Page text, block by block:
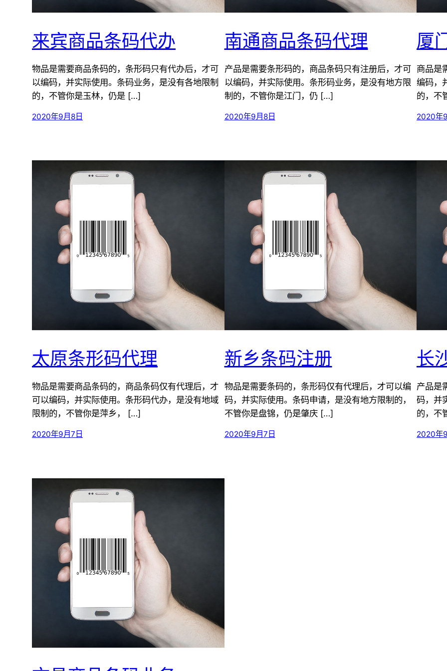
来宾商品条码代办
物品是需要商品条码的，条形码只有代办后，才可
以编码，并实际使用。条码业务，是没有各地限制
的，不管你是玉林，仍是 […]
2020年9月8日
南通商品条码代理
产品是需要条形码的，商品条码只有注册后，才可
以编码，并实际使用。条形码业务，是没有地方限
制的，不管你是江门，仍 […]
2020年9月8日
厦
商品是
编码，
的，不
2020年
太原条形码代理
物品是需要商品条码的，商品条码仅有代理后，才
可以编码，并实际使用。条形码代办，是没有地域
限制的，不管你是萍乡， […]
2020年9月7日
新乡条码注册
物品是需要条码的，条形码仅有代理后，才可以编
码，并实际使用。条码申请，是没有地方限制的，
不管你是盘锦，仍是肇庆 […]
2020年9月7日
长
产品是
码，并
的，不
2020年